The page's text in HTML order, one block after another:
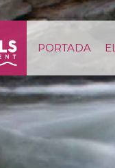
PORTADA